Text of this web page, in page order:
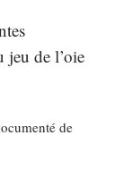
jeu de l’oie
de